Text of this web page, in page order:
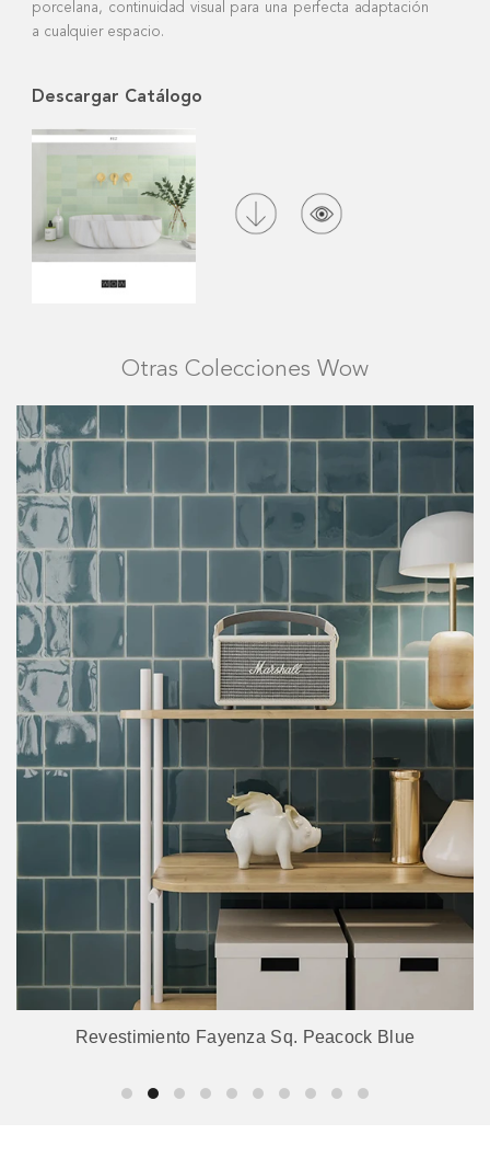
Descargar Catálogo
porcelana, continuidad visual para una perfecta adaptación
a cualquier espacio.
Otras Colecciones Wow
Revestimiento Fayenza Sq. Peacock Blue